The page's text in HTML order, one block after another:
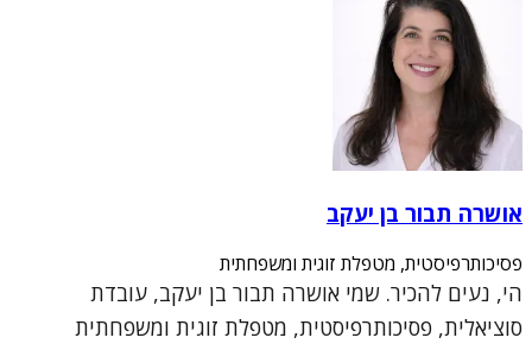
אושרה תבור בן יעקב
פסיכותרפיסטית, מטפלת זוגית ומשפחתית
הי, נעים להכיר. שמי אושרה תבור בן יעקב, עובדת
סוציאלית, פסיכותרפיסטית, מטפלת זוגית ומשפחתית